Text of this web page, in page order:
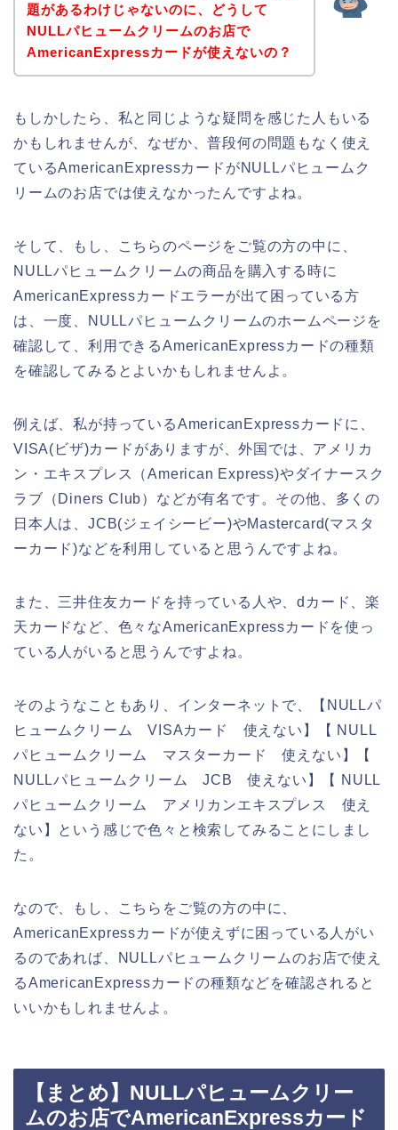
題があるわけじゃないのに、どうして
NULLパヒュームクリームのお店で
AmericanExpressカードが使えないの？
もしかしたら、私と同じような疑問を感じた人もいる
かもしれませんが、なぜか、普段何の問題もなく使え
ているAmericanExpressカードがNULLパヒュームク
リームのお店では使えなかったんですよね。
そして、もし、こちらのページをご覧の方の中に、
NULLパヒュームクリームの商品を購入する時に
AmericanExpressカードエラーが出て困っている方
は、一度、NULLパヒュームクリームのホームページを
確認して、利用できるAmericanExpressカードの種類
を確認してみるとよいかもしれませんよ。
例えば、私が持っているAmericanExpressカードに、
VISA(ビザ)カードがありますが、外国では、アメリカ
ン・エキスプレス（American Express)やダイナースク
ラブ（Diners Club）などが有名です。その他、多くの
日本人は、JCB(ジェイシービー)やMastercard(マスタ
ーカード)などを利用していると思うんですよね。
また、三井住友カードを持っている人や、dカード、楽
天カードなど、色々なAmericanExpressカードを使っ
ている人がいると思うんですよね。
そのようなこともあり、インターネットで、【NULLパ
ヒュームクリーム VISAカード 使えない】【 NULL
パヒュームクリーム マスターカード 使えない】【
NULLパヒュームクリーム JCB 使えない】【 NULL
パヒュームクリーム アメリカンエキスプレス 使え
ない】という感じで色々と検索してみることにしまし
た。
なので、もし、こちらをご覧の方の中に、
AmericanExpressカードが使えずに困っている人がい
るのであれば、NULLパヒュームクリームのお店で使え
るAmericanExpressカードの種類などを確認されると
いいかもしれませんよ。
【まとめ】NULLパヒュームクリー
ムのお店でAmericanExpressカード